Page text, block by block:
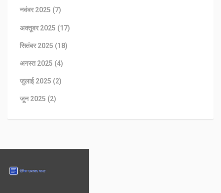
नवंबर 2025 (7)
अक्तूबर 2025 (17)
सितंबर 2025 (18)
अगस्त 2025 (4)
जुलाई 2025 (2)
जून 2025 (2)